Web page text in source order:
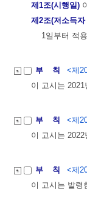
제1조(시행일)
제2조(저소득
1일부터 적
부 칙
<제
이 고시는
부 칙
<제
이 고시는
부 칙
<제
이 고시는 발령